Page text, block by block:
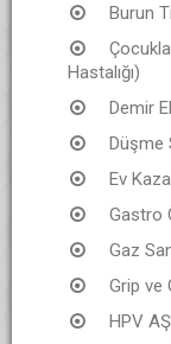
Burun
Hastalığı)
Demir
Düşme
Ev
Gastro
Gaz
Grip ve
HPV